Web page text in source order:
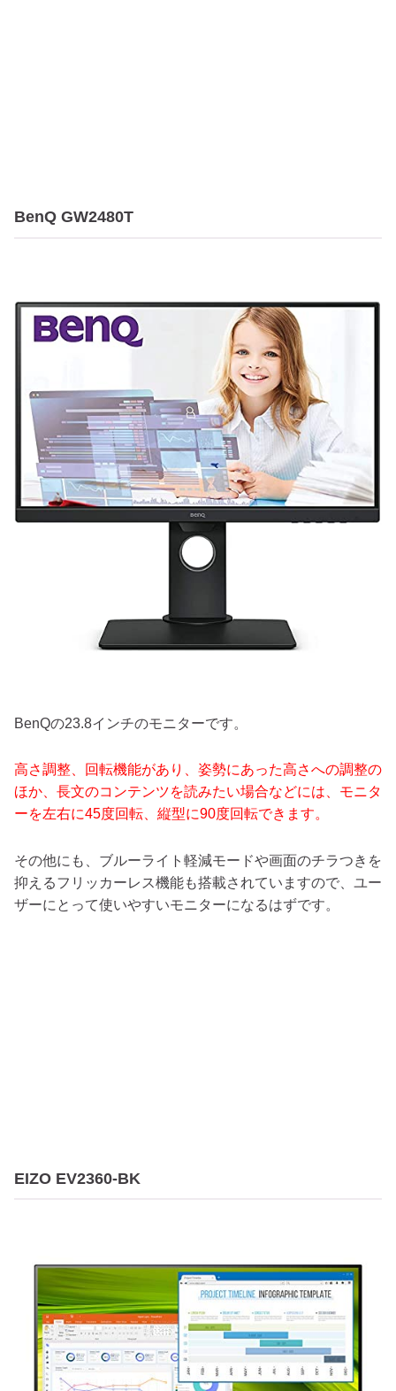
BenQ GW2480T
BenQの23.8インチのモニターです。
高さ調整、回転機能があり、姿勢にあった高さへの調整の
ほか、長文のコンテンツを読みたい場合などには、モニタ
ーを左右に45度回転、縦型に90度回転できます。
その他にも、ブルーライト軽減モードや画面のチラつきを
抑えるフリッカーレス機能も搭載されていますので、ユー
ザーにとって使いやすいモニターになるはずです。
EIZO EV2360-BK